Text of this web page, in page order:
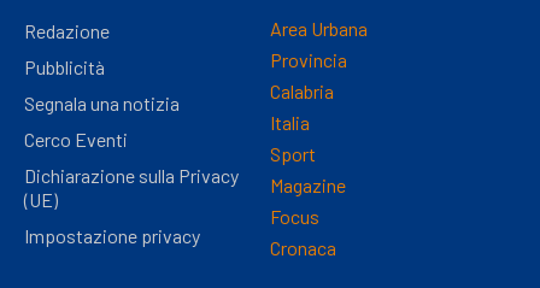
Redazione
Pubblicità
Segnala una notizia
Cerco Eventi
Dichiarazione sulla Privacy
(UE)
Impostazione privacy
Area Urbana
Provincia
Calabria
Italia
Sport
Magazine
Focus
Cronaca